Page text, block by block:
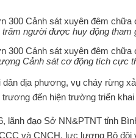
trăm người được huy động tham
Cảnh sát cơ động tích cực
địa phương, vụ cháy rừng
đến hiện trường triển
lãnh đạo Sở NN&PTNT tỉnh
và CNCH, lực lượng Bộ đội